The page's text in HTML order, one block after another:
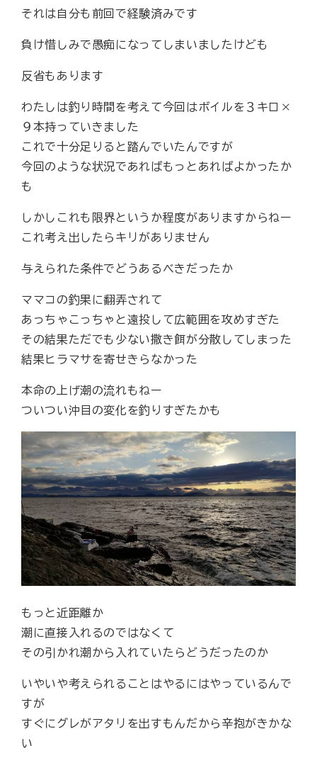
それは自分も前回で経験済みです
負け惜しみで愚痴になってしまいましたけども
反省もあります
わたしは釣り時間を考えて今回はボイルを３キロ×
９本持っていきました
これで十分足りると踏んでいたんですが
今回のような状況であればもっとあればよかったか
も
しかしこれも限界というか程度がありますからねー
これ考え出したらキリがありません
与えられた条件でどうあるべきだったか
ママコの釣果に翻弄されて
あっちゃこっちゃと遠投して広範囲を攻めすぎた
その結果ただでも少ない撒き餌が分散してしまった
結果ヒラマサを寄せきらなかった
本命の上げ潮の流れもねー
ついつい沖目の変化を釣りすぎたかも
もっと近距離か
潮に直接入れるのではなくて
その引かれ潮から入れていたらどうだったのか
いやいや考えられることはやるにはやっているんで
すが
すぐにグレがアタリを出すもんだから辛抱がきかな
い